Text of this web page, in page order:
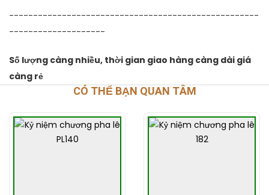
----------------------------------------------------
--------------------
Số lượng càng nhiều, thời gian giao hàng càng dài giá
càng rẻ
CÓ THỂ BẠN QUAN TÂM